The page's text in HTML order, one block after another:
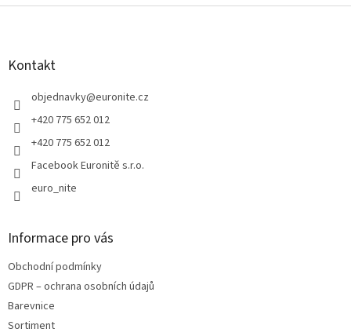
Z
Kontakt
objednavky@euronite.cz
+420 775 652 012
+420 775 652 012
Facebook Euronitě s.r.o.
euro_nite
Informace pro vás
Obchodní podmínky
GDPR – ochrana osobních údajů
Barevnice
Sortiment